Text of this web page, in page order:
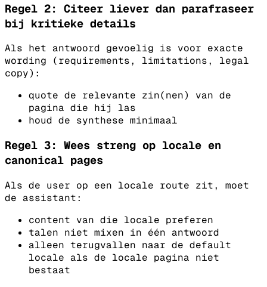
Regel 2: Citeer liever dan parafraseer
bij kritieke details
Als het antwoord gevoelig is voor exacte
wording (requirements, limitations, legal
copy):
quote de relevante zin(nen) van de
pagina die hij las
houd de synthese minimaal
Regel 3: Wees streng op locale en
canonical pages
Als de user op een locale route zit, moet
de assistant:
content van die locale preferen
talen niet mixen in één antwoord
alleen terugvallen naar de default
locale als de locale pagina niet
bestaat